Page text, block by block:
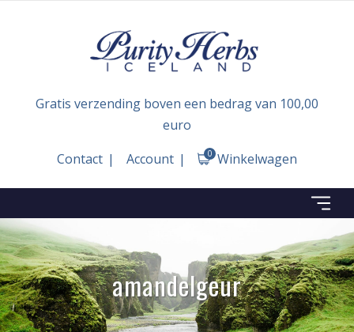
Gratis verzending boven een bedrag van 100,00
euro
Contact
Account Winkelwagen
0
amandelgeur